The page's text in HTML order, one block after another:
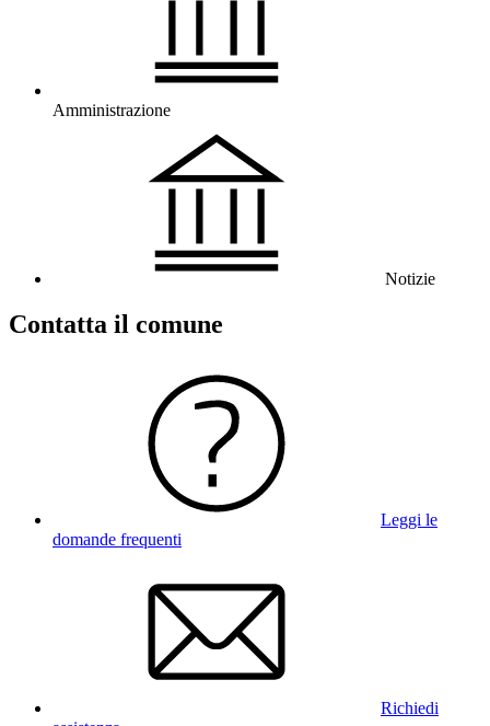
Amministrazione
Notizie
Contatta il comune
Leggi le
domande frequenti
Richiedi